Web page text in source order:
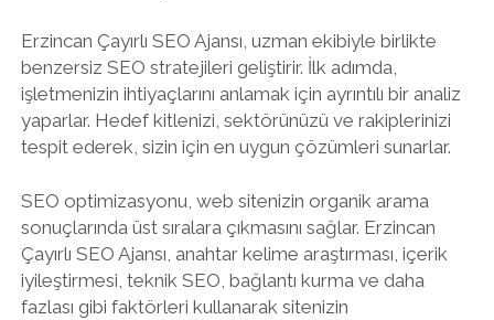
Erzincan Çayırlı SEO Ajansı, uzman ekibiyle birlikte
benzersiz SEO stratejileri geliştirir. İlk adımda,
işletmenizin ihtiyaçlarını anlamak için ayrıntılı bir analiz
yaparlar. Hedef kitlenizi, sektörünüzü ve rakiplerinizi
tespit ederek, sizin için en uygun çözümleri sunarlar.
SEO optimizasyonu, web sitenizin organik arama
sonuçlarında üst sıralara çıkmasını sağlar. Erzincan
Çayırlı SEO Ajansı, anahtar kelime araştırması, içerik
iyileştirmesi, teknik SEO, bağlantı kurma ve daha
fazlası gibi faktörleri kullanarak sitenizin